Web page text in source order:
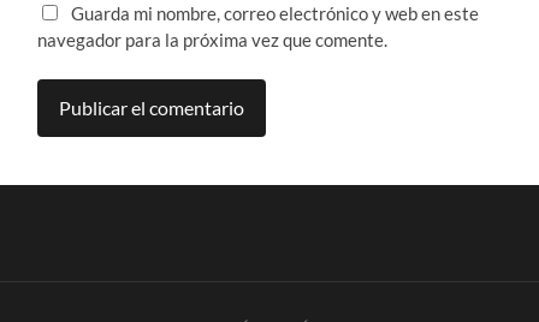
Guarda mi nombre, correo electrónico y web en este
navegador para la próxima vez que comente.